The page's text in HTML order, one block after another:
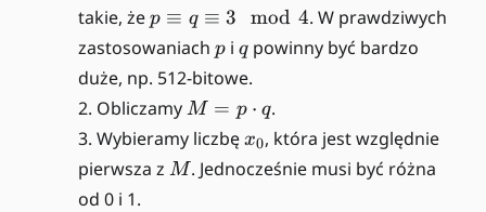
takie, żep
\
q
ui
v
q
p ≡ q ≡ 3 mod 4. W prawdziwych
zastosowaniach p
p i q
qpowinny być bardzo
duże, np. 512-bitowe.
Obliczamy M
=
\
M = p ⋅ q.
Wybieramy liczbę x
_
x0, która jest względnie
pierwsza z M
M. Jednocześnie musi być różna
od 0 i 1.